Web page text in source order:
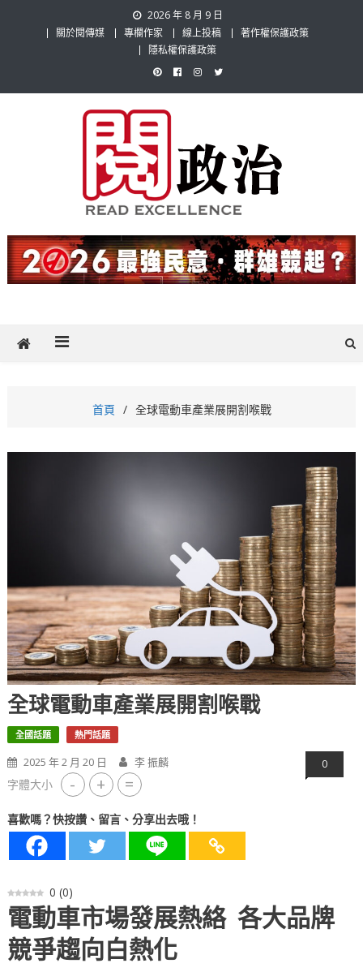
2026 年 8 月 9 日
關於閱傳媒
專欄作家 線上投稿
著作權保護政策
隱私權保護政策
閱政治 Read Gov News
題，也要專業評論，閱政治與多元的政治評論家與專欄作家邀稿合作，
讓讀者有最多元和專業的選擇。
首頁 全球電動車產業展開割喉戰
全球電動車產業展開割喉戰
全國話題 熱門話題
2025 年 2 月 20 日 李 振麟 0
字體大小 - + =
喜歡嗎？快按讚、留言、分享出去哦！
0 (0)
電動車市場發展熱絡 各大品牌
競爭趨向白熱化